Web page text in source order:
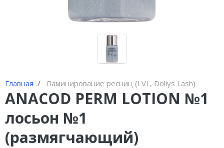
Главная Ламинирование ресниц (LVL, Dollys Lash)
ANACOD PERM LOTION №1
лосьон №1
(размягчающий)